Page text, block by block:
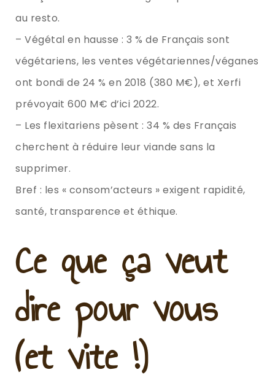
au resto.
– Végétal en hausse : 3 % de Français sont
végétariens, les ventes végétariennes/véganes
ont bondi de 24 % en 2018 (380 M€), et Xerfi
prévoyait 600 M€ d’ici 2022.
– Les flexitariens pèsent : 34 % des Français
cherchent à réduire leur viande sans la
supprimer.
Bref : les « consom’acteurs » exigent rapidité,
santé, transparence et éthique.
Ce que ça veut
dire pour vous
(et vite !)